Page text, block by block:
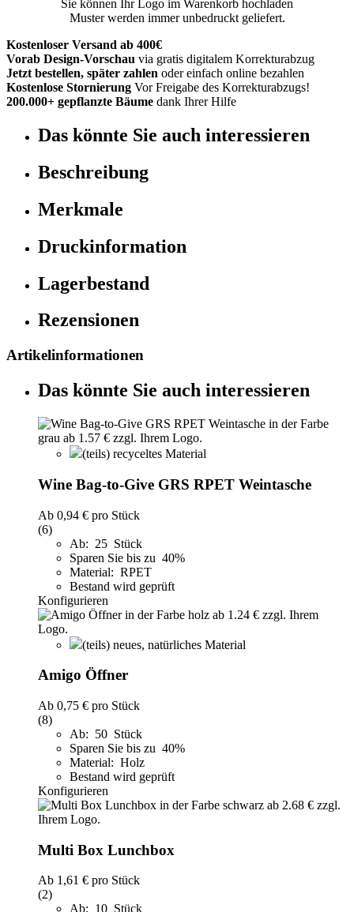
Sie können Ihr Logo im Warenkorb hochladen
Muster werden immer unbedruckt geliefert.
Kostenloser Versand ab 400€
Vorab Design-Vorschau via gratis digitalem Korrekturabzug
Jetzt bestellen, später zahlen oder einfach online bezahlen
Kostenlose Stornierung Vor Freigabe des Korrekturabzugs!
200.000+ gepflanzte Bäume dank Ihrer Hilfe
Das könnte Sie auch interessieren
Beschreibung
Merkmale
Druckinformation
Lagerbestand
Rezensionen
Artikelinformationen
Das könnte Sie auch interessieren
(teils) recyceltes Material
Wine Bag-to-Give GRS RPET Weintasche
Ab 0,94 € pro Stück
(6)
Ab: 25 Stück
Sparen Sie bis zu 40%
Material: RPET
Bestand wird geprüft
Konfigurieren
(teils) neues, natürliches Material
Amigo Öffner
Ab 0,75 € pro Stück
(8)
Ab: 50 Stück
Sparen Sie bis zu 40%
Material: Holz
Bestand wird geprüft
Konfigurieren
Multi Box Lunchbox
Ab 1,61 € pro Stück
(2)
Ab: 10 Stück